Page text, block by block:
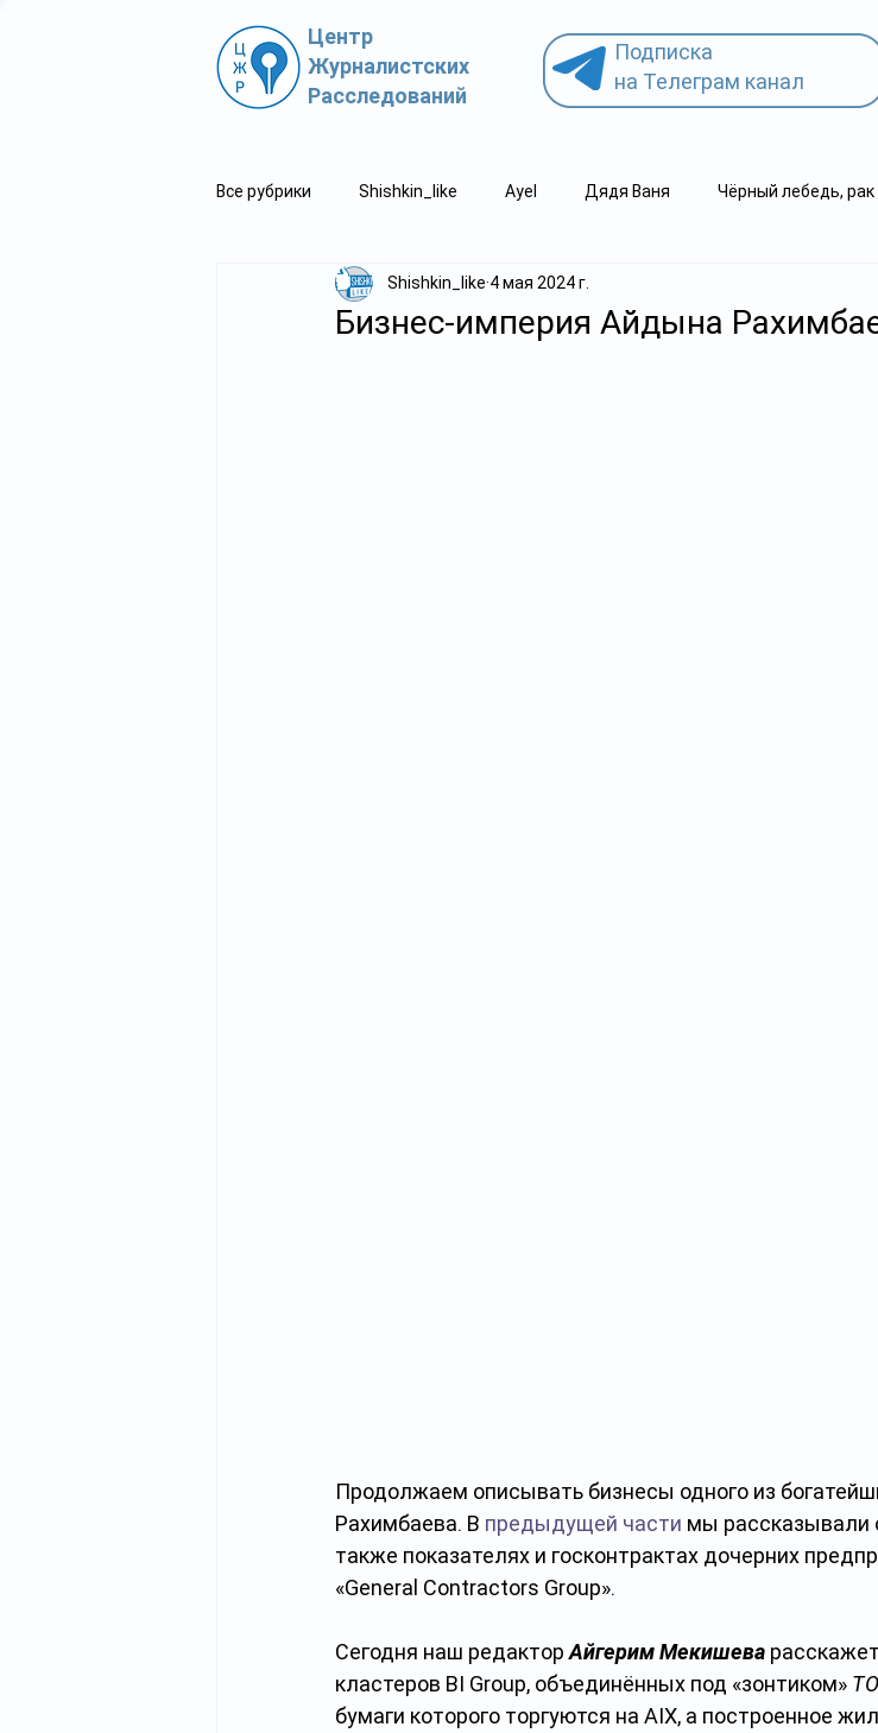
Центр
Журналистских
Расследований
Подписка
на Телеграм канал
Все рубрики Shishkin_like Ayel Дядя Ваня Чёрный лебедь, рак
Политпросвет.kz Свидетель.kz
Бизнес-империя Айдына
Shishkin_like 4 мая 2024 г.
Продолжаем описывать бизнесы одного из
Рахимбаева. В предыдущей части мы рассказывали
также показателях и госконтрактах дочерних
«General Contractors Group».
Сегодня наш редактор Айгерим Мекишева
кластеров BI Group, объединённых под «зонтиком»
бумаги которого торгуются на AIX, а построенное